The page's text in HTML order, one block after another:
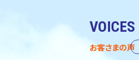
VOICES
お客さまの声